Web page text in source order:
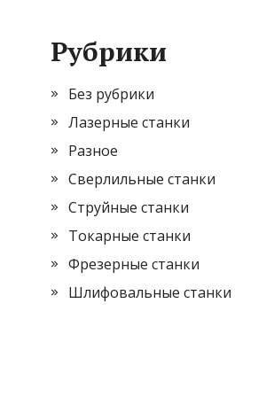
Рубрики
Без рубрики
Лазерные станки
Разное
Сверлильные станки
Струйные станки
Токарные станки
Фрезерные станки
Шлифовальные станки